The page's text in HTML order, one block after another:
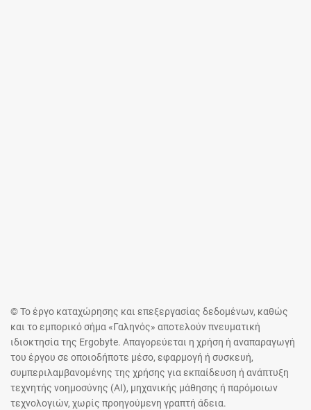
© Το έργο καταχώρησης και επεξεργασίας δεδομένων, καθώς
και το εμπορικό σήμα «Γαληνός» αποτελούν πνευματική
ιδιοκτησία της Ergobyte. Απαγορεύεται η χρήση ή αναπαραγωγή
του έργου σε οποιοδήποτε μέσο, εφαρμογή ή συσκευή,
συμπεριλαμβανομένης της χρήσης για εκπαίδευση ή ανάπτυξη
τεχνητής νοημοσύνης (AI), μηχανικής μάθησης ή παρόμοιων
τεχνολογιών, χωρίς προηγούμενη γραπτή άδεια.